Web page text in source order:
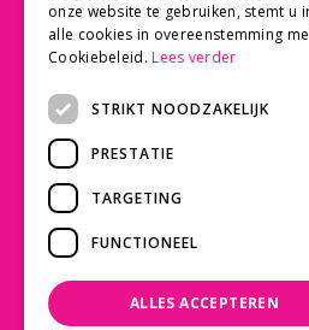
Laat een Google
onze website te gebruiken, stemt u
alle cookies in overeenstemming
Cookiebeleid. Lees verder
STRIKT NOODZAKELIJK
PRESTATIE
TARGETING
FUNCTIONEEL
ALLES ACCEPTEREN